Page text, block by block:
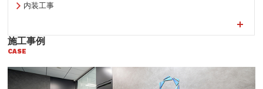
内装工事
施工事例
CASE